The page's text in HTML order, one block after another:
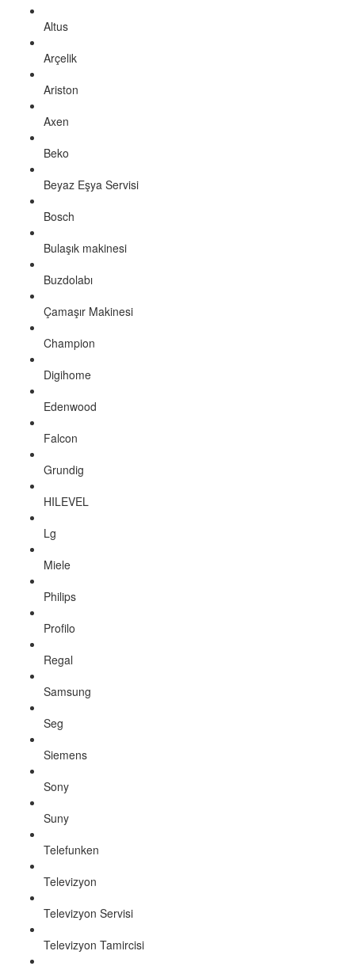
Altus
Arçelik
Ariston
Axen
Beko
Beyaz Eşya Servisi
Bosch
Bulaşık makinesi
Buzdolabı
Çamaşır Makinesi
Champion
Digihome
Edenwood
Falcon
Grundig
HILEVEL
Lg
Miele
Philips
Profilo
Regal
Samsung
Seg
Siemens
Sony
Suny
Telefunken
Televizyon
Televizyon Servisi
Televizyon Tamircisi